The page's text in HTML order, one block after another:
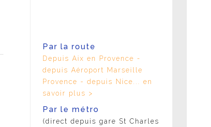
Par la route
Depuis Aix en Provence -
depuis Aéroport Marseille
Provence - depuis Nice... en
savoir plus >
Par le métro
(direct depuis gare St Charles